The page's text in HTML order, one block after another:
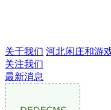
关于我们 河北闲庄和游
关注我们
最新消息